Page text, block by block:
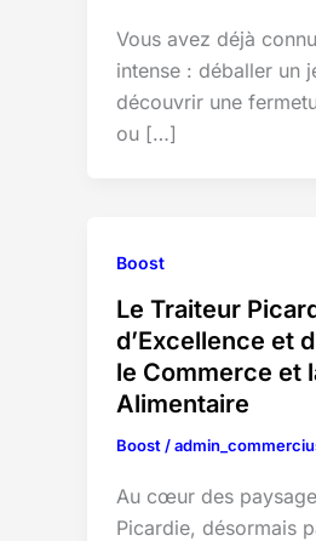
Vous avez déjà
intense : déballer un
découvrir une
ou […]
Boost
Le Traiteur
d’Excellence et
le Commerce et
Alimentaire
Boost /
Au cœur des
Picardie, désormais